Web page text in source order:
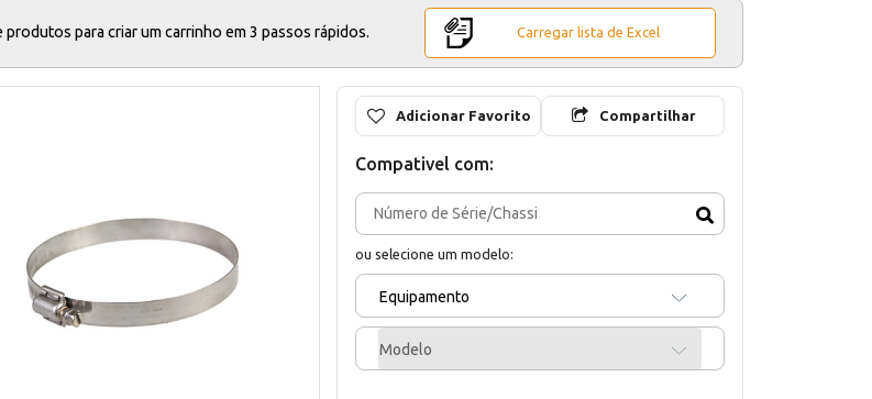
produtos para criar um carrinho em 3 passos rápidos. Carregar lista de Excel
Adicionar Favorito Compartilhar
Compativel com:
ou selecione um modelo:
Equipamento
Modelo